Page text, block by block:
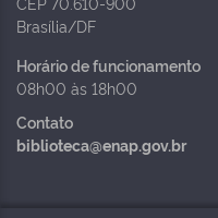
Brasília/DF
Horário de funcionamento
08h00 às 18h00
Contato
biblioteca@enap.gov.br